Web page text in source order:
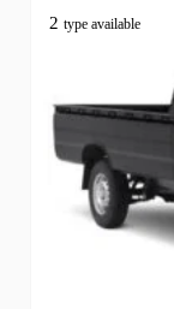
2 type available